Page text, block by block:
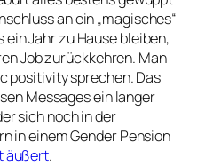
an ein „magisches“
Jahr zu Hause bleiben,
Job zurückkehren. Man
positivitysprechen. Das
Messages ein langer
sich noch in der
in einem Gender Pension
äußert.